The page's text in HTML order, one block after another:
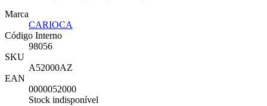
Marca
CARIOCA
Código Interno
98056
SKU
A52000AZ
EAN
0000052000
Stock indisponível